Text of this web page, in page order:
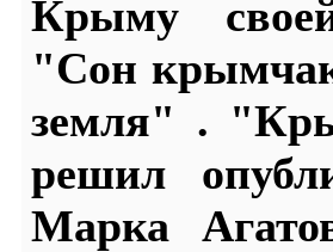
Крыму
"Сон
земля" .
решил
Марка